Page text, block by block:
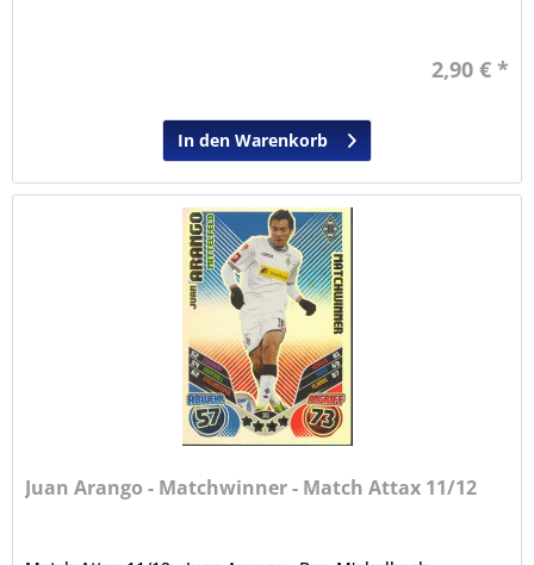
2,90 € *
In den Warenkorb
Juan Arango - Matchwinner - Match Attax 11/12